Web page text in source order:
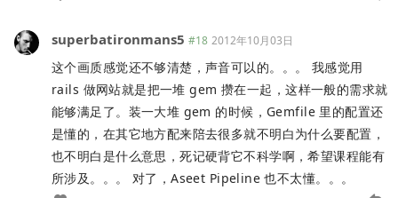
superbatironmans5 #18 2012年10月03日
这个画质感觉还不够清楚，声音可以的。。。 我感觉用
rails 做网站就是把一堆 gem 攒在一起，这样一般的需求就
能够满足了。装一大堆 gem 的时候，Gemfile 里的配置还
是懂的，在其它地方配来陪去很多就不明白为什么要配置，
也不明白是什么意思，死记硬背它不科学啊，希望课程能有
所涉及。。。 对了，Aseet Pipeline 也不太懂。。。